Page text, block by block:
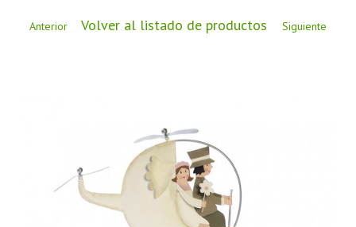
BLOG
Anterior Volver al listado de productos Siguiente